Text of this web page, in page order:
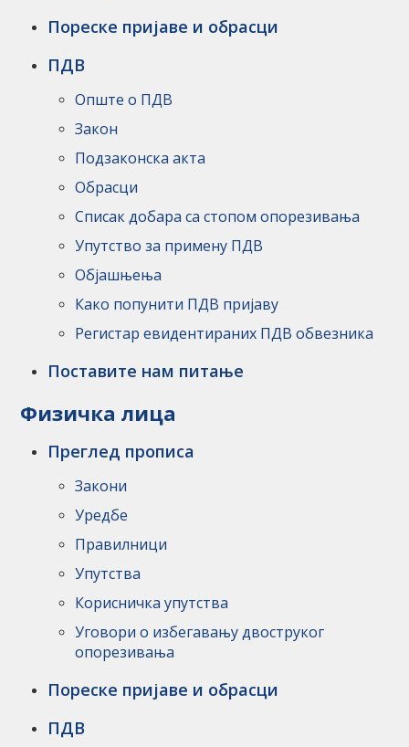
Пореске пријаве и обрасци
ПДВ
Опште о ПДВ
Закон
Подзаконска акта
Обрасци
Списак добара са стопом опорезивања
Упутство за примену ПДВ
Објашњења
Како попунити ПДВ пријаву
Регистар евидентираних ПДВ обвезника
Поставите нам питање
Физичка лица
Преглед прописа
Закони
Уредбе
Правилници
Упутства
Корисничка упутства
Уговори о избегавању двоструког
опорезивања
Пореске пријаве и обрасци
ПДВ